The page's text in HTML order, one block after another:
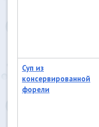
Суп из
консервированной
форели